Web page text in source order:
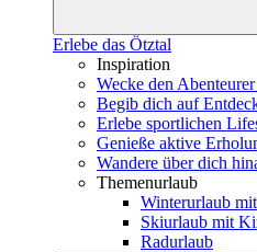
Erlebe das Ötztal
Inspiration
Wecke den
Begib dich auf
Erlebe sportlichen
Genieße aktive
Wandere über dich
Themenurlaub
Winterurlaub
Skiurlaub mit
Radurlaub